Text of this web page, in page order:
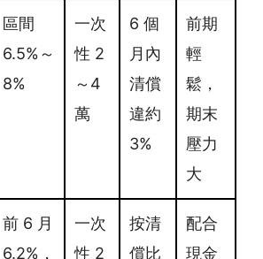
區間
6.5%～
8%
一次
性 2
～4
萬
6 個
月內
清償
違約
3%
前期
輕
鬆，
期末
壓力
大
前 6 月
6.2%，
一次
性 2
按清
償比
配合
現金